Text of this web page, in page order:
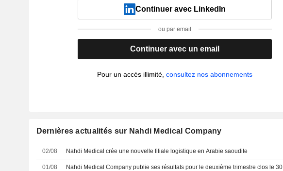
Continuer avec LinkedIn
ou par email
Continuer avec un email
Pour un accès illimité,consultez nos abonnements
Dernières actualités sur Nahdi Medical Company
02/08 Nahdi Medical crée une nouvelle filiale logistique en Arabie saoudite
01/08
Nahdi Medical Company publie ses résultats pour le deuxième trimestre clos le 30